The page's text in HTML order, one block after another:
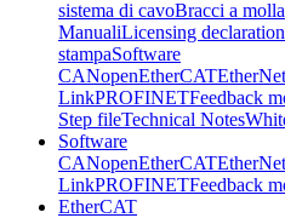
sistema di cavoBracci a molla
ManualiLicensing declaration
stampaSoftware
CANopenEtherCAT
LinkPROFINETFeedback
Step fileTechnical Notes
Software
CANopenEtherCAT
LinkPROFINETFeedback
EtherCAT